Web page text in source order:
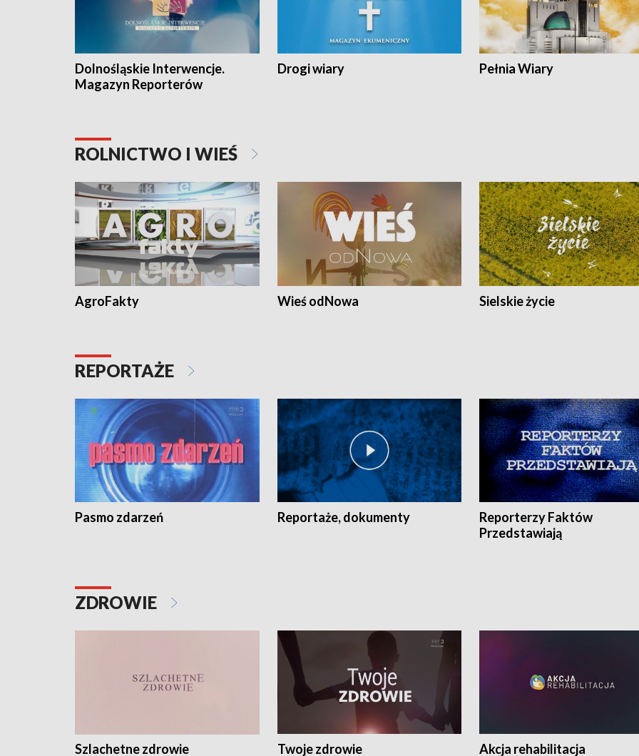
Dolnośląskie Interwencje.
Magazyn Reporterów
Drogi wiary Pełnia Wiary
ROLNICTWO I WIEŚ
AgroFakty Wieś odNowa Sielskie życie
REPORTAŻE
Pasmo zdarzeń Reportaże, dokumenty
Reporterzy Faktów
Przedstawiają
ZDROWIE
Szlachetne zdrowie Twoje zdrowie Akcja rehabilitacja